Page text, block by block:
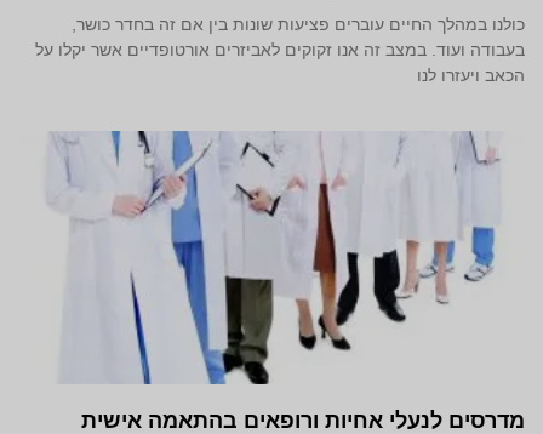
כולנו במהלך החיים עוברים פציעות שונות בין אם זה בחדר כושר,
בעבודה ועוד. במצב זה אנו זקוקים לאביזרים אורטופדיים אשר יקלו על
הכאב ויעזרו לנו
מדרסים לנעלי אחיות ורופאים בהתאמה אישית